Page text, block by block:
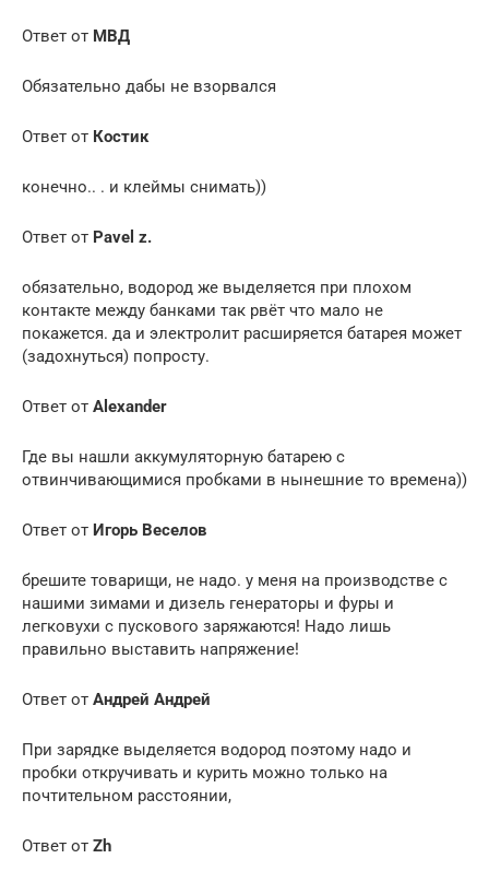
Ответ от МВД
Обязательно дабы не взорвался
Ответ от Костик
конечно.. . и клеймы снимать))
Ответ от Pavel z.
обязательно, водород же выделяется при плохом
контакте между банками так рвёт что мало не
покажется. да и электролит расширяется батарея может
(задохнуться) попросту.
Ответ от Alexandеr
Где вы нашли аккумуляторную батарею с
отвинчивающимися пробками в нынешние то времена))
Ответ от Игорь Веселов
брешите товарищи, не надо. у меня на производстве с
нашими зимами и дизель генераторы и фуры и
легковухи с пускового заряжаются! Надо лишь
правильно выставить напряжение!
Ответ от Андрей Андрей
При зарядке выделяется водород поэтому надо и
пробки откручивать и курить можно только на
почтительном расстоянии,
Ответ от Zh